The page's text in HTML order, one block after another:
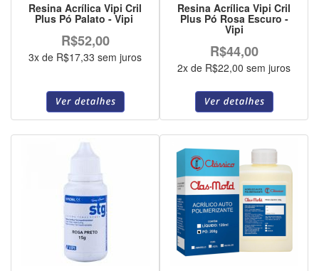
Resina Acrílica Vipi Cril
Plus Pó Palato - Vipi
R$52,00
3x de R$17,33 sem juros
Resina Acrílica Vipi Cril
Plus Pó Rosa Escuro -
Vipi
R$44,00
2x de R$22,00 sem juros